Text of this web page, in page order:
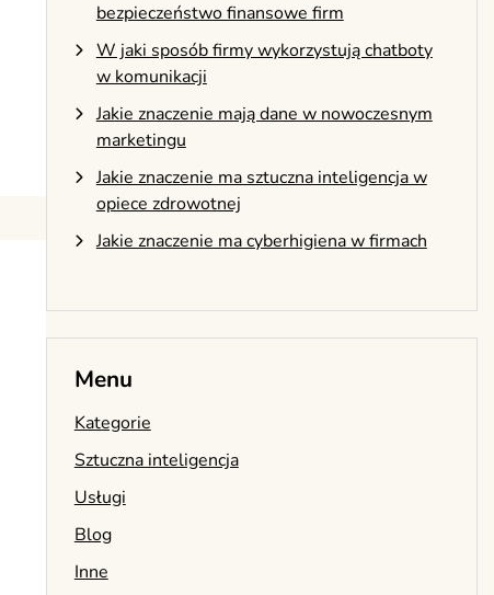
bezpieczeństwo finansowe firm
W jaki sposób firmy wykorzystują chatboty
w komunikacji
Jakie znaczenie mają dane w nowoczesnym
marketingu
Jakie znaczenie ma sztuczna inteligencja w
opiece zdrowotnej
Jakie znaczenie ma cyberhigiena w firmach
Menu
Kategorie
Sztuczna inteligencja
Usługi
Blog
Inne